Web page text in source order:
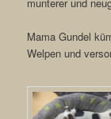
Mama Gundel
Welpen und